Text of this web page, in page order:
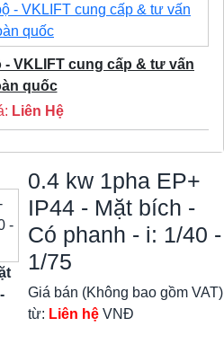
VKLIFT cung cấp & tư vấn
quốc
Liên Hệ
0.4 kw 1pha EP+
IP44 - Mặt bích -
Có phanh - i: 1/40 -
1/75
Giá bán (Không bao gồm VAT)
từ: Liên hệ VNĐ